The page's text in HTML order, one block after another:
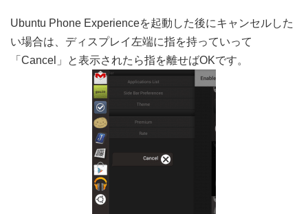
Ubuntu Phone Experienceを起動した後にキャンセルした
い場合は、ディスプレイ左端に指を持っていって
「Cancel」と表示されたら指を離せばOKです。